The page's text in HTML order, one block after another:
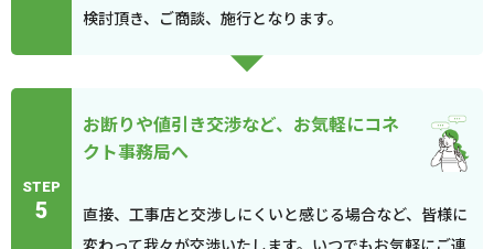
検討頂き、ご商談、施行となります。
STEP
5
お断りや値引き交渉など、お気軽にコネ
クト事務局へ
直接、工事店と交渉しにくいと感じる場合など、皆様に